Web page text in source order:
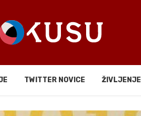
TWITTER NOVICE ŽIVLJENJE